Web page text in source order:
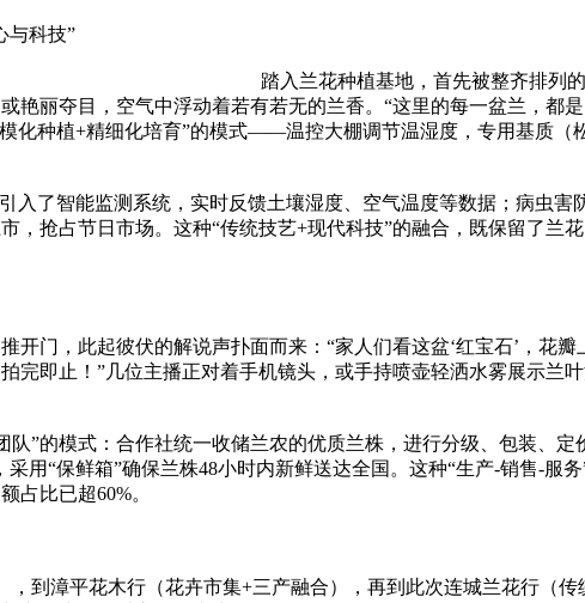
与科技”
踏入兰花种植基地，首先被整齐排列
艳丽夺目，空气中浮动着若有若无的兰香。“这里的每一盆兰，都
化种植+精细化培育”的模式——温控大棚调节温湿度，专用基质
入了智能监测系统，实时反馈土壤湿度、空气温度等数据；病虫
，抢占节日市场。这种“传统技艺+现代科技”的融合，既保留了兰
开门，此起彼伏的解说声扑面而来：“家人们看这盆‘红宝石’，花
完即止！”几位主播正对着手机镜头，或手持喷壶轻洒水雾展示兰
队”的模式：合作社统一收储兰农的优质兰株，进行分级、包装、
用“保鲜箱”确保兰株48小时内新鲜送达全国。这种“生产-销售-服
占比已超60%。
，到漳平花木行（花卉市集+三产融合），再到此次连城兰花行（